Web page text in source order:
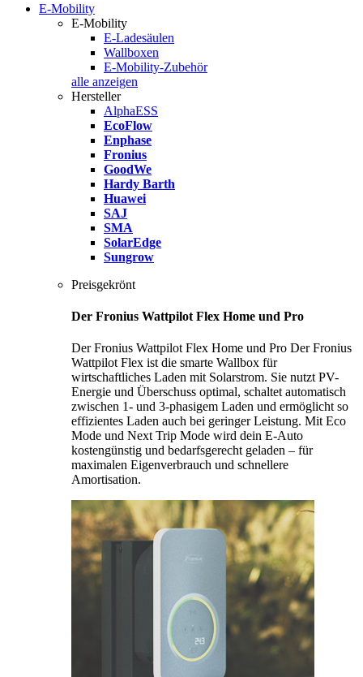
E-Mobility
E-Mobility
E-Ladesäulen
Wallboxen
E-Mobility-Zubehör
alle anzeigen
Hersteller
AlphaESS
EcoFlow
Enphase
Fronius
GoodWe
Hardy Barth
Huawei
SAJ
SMA
SolarEdge
Sungrow
Preisgekrönt
Der Fronius Wattpilot Flex Home und Pro
Der Fronius Wattpilot Flex Home und Pro Der Fronius
Wattpilot Flex ist die smarte Wallbox für
wirtschaftliches Laden mit Solarstrom. Sie nutzt PV-
Energie und Überschuss optimal, schaltet automatisch
zwischen 1- und 3-phasigem Laden und ermöglicht so
effizientes Laden auch bei geringer Leistung. Mit Eco
Mode und Next Trip Mode wird dein E-Auto
kostengünstig und bedarfsgerecht geladen – für
maximalen Eigenverbrauch und schnellere
Amortisation.